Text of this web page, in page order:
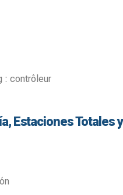
: contrôleur
Estaciones Totales